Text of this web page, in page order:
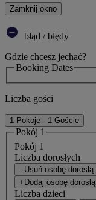
Zamknij okno
błąd / błędy
Gdzie chcesz jechać?
Booking Dates
Liczba gości
1 Pokoje - 1 Goście
Pokój 1
Pokój 1
Liczba dorosłych
- Usuń osobę dorosłą
+Dodaj osobę dorosłą
Liczba dzieci